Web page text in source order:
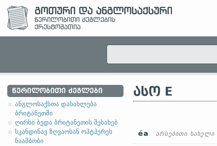
ᲬᲔᲠᲘᲚᲝᲑᲘᲗᲘ ᲫᲔᲒᲚᲔᲑᲘ
ანგლოსაქსთა დასახლება
ბრიტანეთში
ღირსი ბედა ბრიტანეთის შესახებ
სკანდინავ ზღვაოსან ოჰტჰერეს
ნაამბობი
ᲐᲡᲝ E
éa არსებითი სახელი